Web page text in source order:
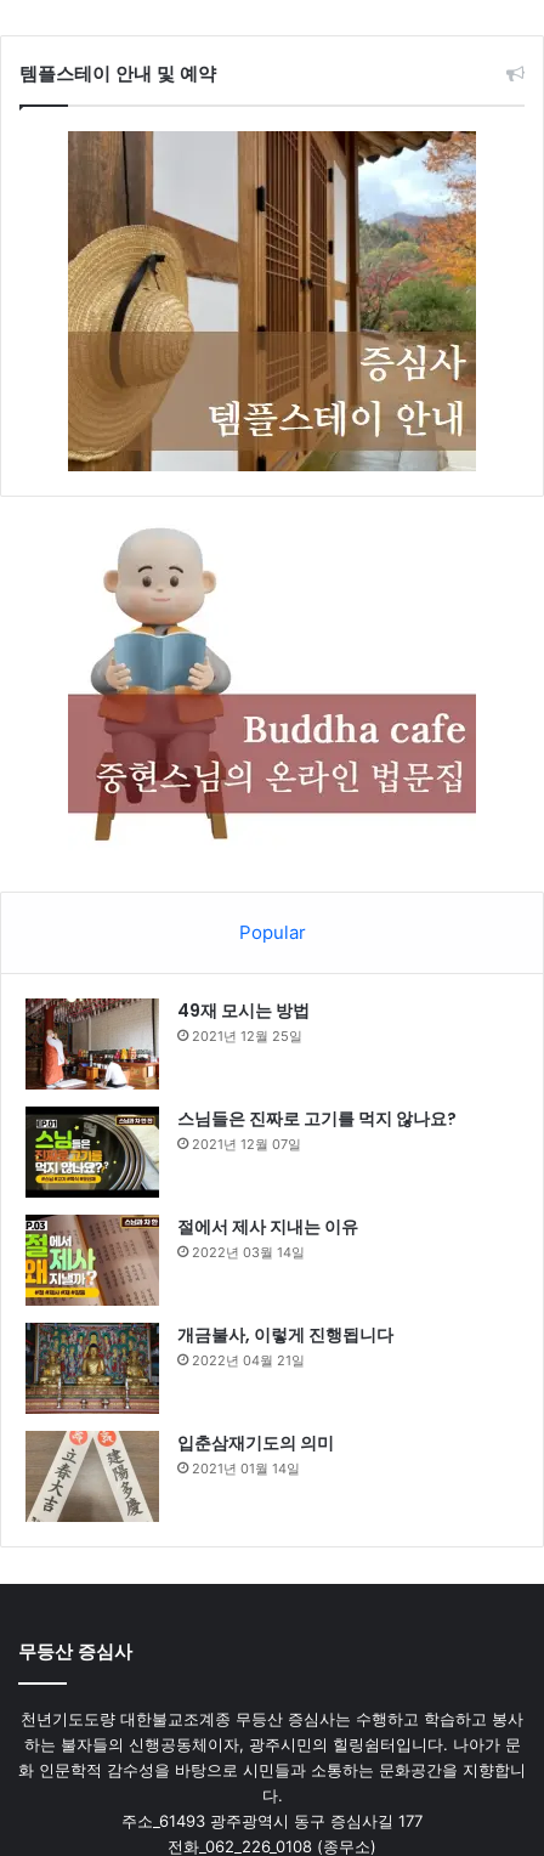
템플스테이 안내 및 예약
Popular
49재 모시는 방법
2021년 12월 25일
스님들은 진짜로 고기를 먹지 않나요?
2021년 12월 07일
절에서 제사 지내는 이유
2022년 03월 14일
개금불사, 이렇게 진행됩니다
2022년 04월 21일
입춘삼재기도의 의미
2021년 01월 14일
무등산 증심사
천년기도도량 대한불교조계종 무등산 증심사는 수행하고 학습하고 봉사
하는 불자들의 신행공동체이자, 광주시민의 힐링쉼터입니다. 나아가 문
화 인문학적 감수성을 바탕으로 시민들과 소통하는 문화공간을 지향합니
다.
주소_61493 광주광역시 동구 증심사길 177
전화_062_226_0108 (종무소)